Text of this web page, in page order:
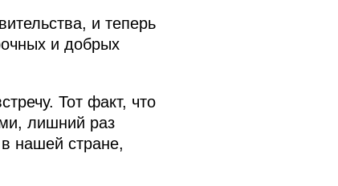
и теперь
и добрых
Тот факт, что
лишний раз
нашей стране,